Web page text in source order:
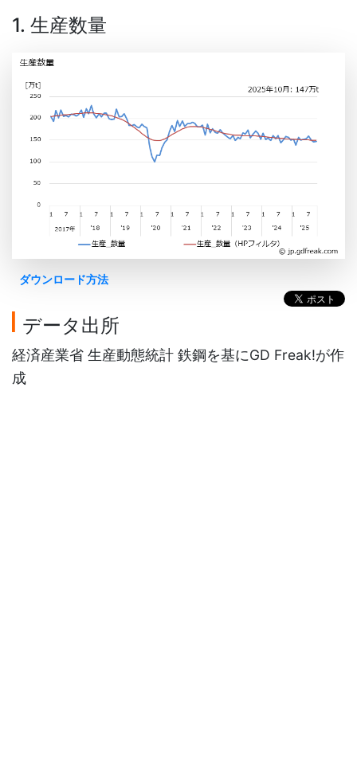
1. 生産数量
ダウンロード方法
データ出所
経済産業省 生産動態統計 鉄鋼を基にGD Freak!が作
成